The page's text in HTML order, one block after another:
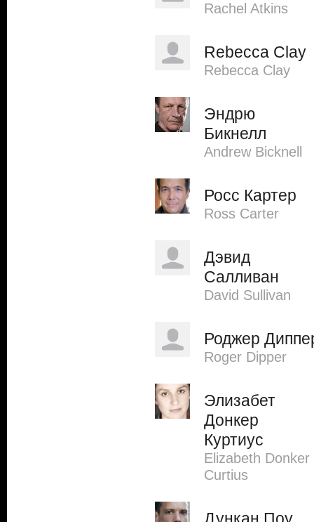
Rachel Atkins
Rebecca Clay
Rebecca Clay
Эндрю
Бикнелл
Andrew Bicknell
Росс Картер
Ross Carter
Дэвид
Салливан
David Sullivan
Роджер
Roger Dipper
Элизабет
Донкер
Куртиус
Elizabeth Donker
Curtius